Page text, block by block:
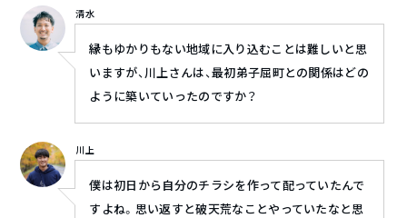
清水
縁もゆかりもない地域に入り込むことは難しいと思
いますが、川上さんは、最初弟子屈町との関係はどの
ように築いていったのですか？
川上
僕は初日から自分のチラシを作って配っていたんで
すよね。思い返すと破天荒なことやっていたなと思